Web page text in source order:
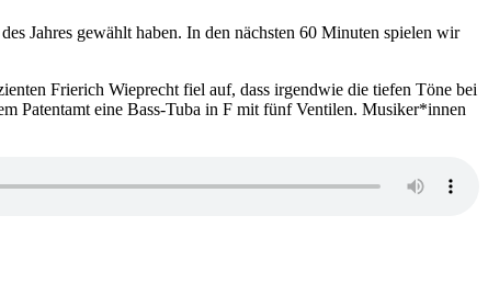
Jahres gewählt haben. In den nächsten 60 Minuten spielen wir
Frierich Wieprecht fiel auf, dass irgendwie die tiefen Töne bei
Patentamt eine Bass-Tuba in F mit fünf Ventilen. Musiker*innen